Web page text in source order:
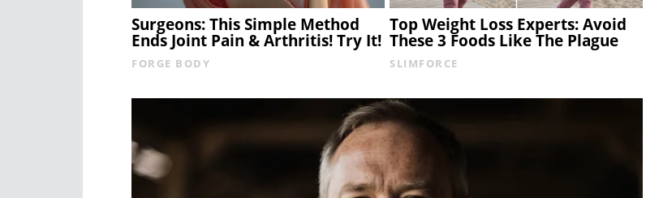
Surgeons: This Simple Method
Ends Joint Pain & Arthritis! Try It!
FORGE BODY
Top Weight Loss Experts: Avoid
These 3 Foods Like The Plague
SLIMFORCE